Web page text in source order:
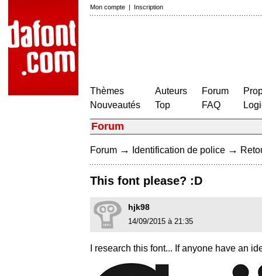
Mon compte | Inscription
Thèmes
Nouveautés
Auteurs
Top
Forum
FAQ
Forum
Forum → Identification de police →
This font please? :D
hjk98
14/09/2015 à 21:35
I research this font... If anyone have an